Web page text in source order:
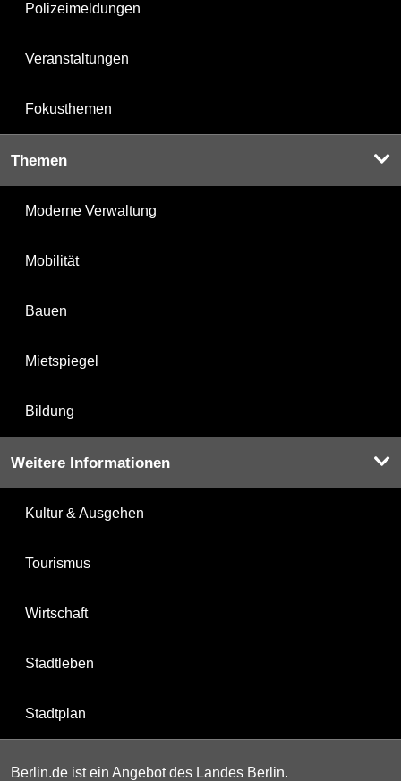
Polizeimeldungen
Veranstaltungen
Fokusthemen
Themen
Moderne Verwaltung
Mobilität
Bauen
Mietspiegel
Bildung
Weitere Informationen
Kultur & Ausgehen
Tourismus
Wirtschaft
Stadtleben
Stadtplan
Berlin.de ist ein Angebot des Landes Berlin.